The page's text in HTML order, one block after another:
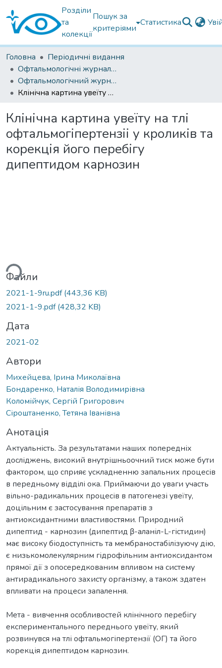
Розділи
та
колекції
Пошук за
критеріями
Статистика
Головна
Періодичні видання
Офтальмологічні журнали українські
Офтальмологічний журнал 2021
Клінічна картина увеїту на тлі офтальмогіпертензіі у кроликів та корекція його перебігу дипептидом карнозин
Клінічна картина увеїту на тлі
офтальмогіпертензіі у кроликів та
корекція його перебігу
дипептидом карнозин
Файли
2021-1-9ru.pdf(443,36 KB)
2021-1-9.pdf(428,32 KB)
Дата
2021-02
Автори
Михейцева, Ірина Миколаївна
Бондаренко, Наталія Володимирівна
Коломійчук, Сергій Григорович
Сіроштаненко, Тетяна Іванівна
Анотація
Актуальність. За результатами наших попередніх
досліджень, високий внутрішньоочний тиск може бути
фактором, що сприяє ускладненню запальних процесів
в передньому відділі ока. Приймаючи до уваги участь
вільно-радикальних процесів в патогенезі увеїту,
доцільним є застосування препаратів з
антиоксидантними властивостями. Природний
дипептид - карнозин (дипептид β-аланіл-L-гістидин)
має високу біодоступність та мембраностабілізуючу дію,
є низькомолекулярним гідрофільним антиоксидантом
прямої дії з опосередкованим впливом на систему
антирадикального захисту організму, а також здатен
впливати на процеси запалення.
Мета - вивчення особливостей клінічного перебігу
експериментального переднього увеїту, який
розвинувся на тлі офтальмогіпертензії (ОГ) та його
корекція дипептидом карнозин.